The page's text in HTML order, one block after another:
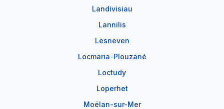
Landivisiau
Lannilis
Lesneven
Locmaria-Plouzané
Loctudy
Loperhet
Moëlan-sur-Mer